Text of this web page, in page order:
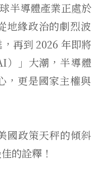
半導體產業正處於
地緣政治的劇烈波
再到 2026 年即將
）」大潮，半導體
， 更是國家主權與
國政策天秤的傾斜
的詮釋！